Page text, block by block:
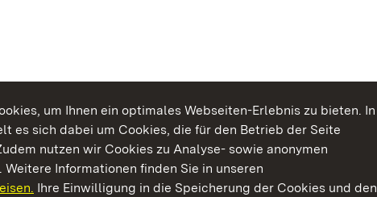
um Ihnen ein optimales Webseiten-Erlebnis zu bieten. In
es sich dabei um Cookies, die für den Betrieb der Seite
nutzen wir Cookies zu Analyse- sowie anonymen
Informationen finden Sie in unseren
Ihre Einwilligung in die Speicherung der Cookies und den